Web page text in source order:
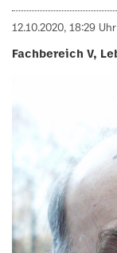
12.10.2020, 18:29 Uhr
Fachbereich V,